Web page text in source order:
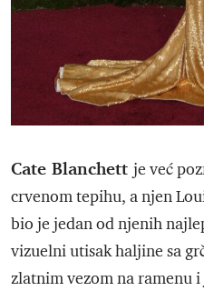
Cate Blanchett je već
crvenom tepihu, a njen
bio je jedan od njenih
vizuelni utisak haljine sa
zlatnim vezom na ramenu